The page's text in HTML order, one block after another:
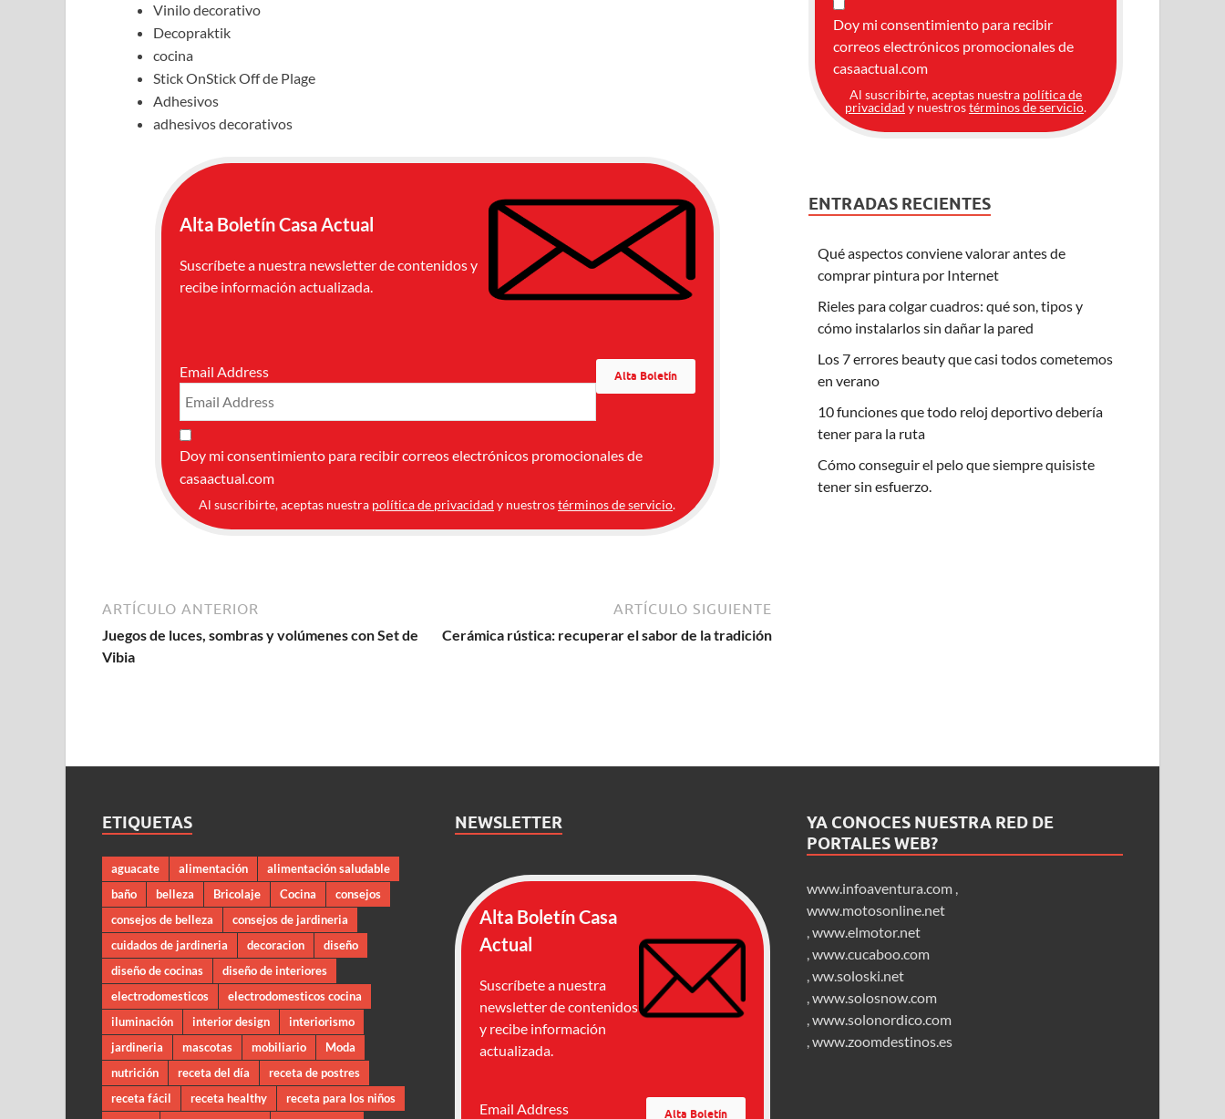
Vinilo decorativo
Decopraktik
cocina
Stick OnStick Off de Plage
Adhesivos
adhesivos decorativos
Alta Boletín Casa Actual
Suscríbete a nuestra newsletter de contenidos y
recibe información actualizada.
Email Address
Doy mi consentimiento para recibir correos electrónicos promocionales de
casaactual.com
Al suscribirte, aceptas nuestra política de privacidad y nuestrostérminos de servicio.
ARTÍCULO ANTERIOR
Juegos de luces, sombras y volúmenes con Set de
Vibia
ARTÍCULO SIGUIENTE
Cerámica rústica: recuperar el sabor de la tradición
Doy mi consentimiento para recibir
correos electrónicos promocionales de
casaactual.com
Al suscribirte, aceptas nuestra política de
privacidad y nuestrostérminos de servicio.
ENTRADAS RECIENTES
Qué aspectos conviene valorar antes de
comprar pintura por Internet
Rieles para colgar cuadros: qué son, tipos y
cómo instalarlos sin dañar la pared
Los 7 errores beauty que casi todos cometemos
en verano
10 funciones que todo reloj deportivo debería
tener para la ruta
Cómo conseguir el pelo que siempre quisiste
tener sin esfuerzo.
ETIQUETAS
aguacate alimentación
alimentación saludable
baño
belleza Bricolaje Cocina
consejos
consejos de belleza
consejos de jardineria
cuidados de jardineria
decoracion
diseño
diseño de cocinas
diseño de interiores
electrodomesticos
electrodomesticos cocina
iluminación
interior design
interiorismo
jardineria
mascotas mobiliario
Moda
nutrición
receta del día
receta de postres
receta fácil
receta healthy
receta para los niños
NEWSLETTER
Alta Boletín Casa
Actual
Suscríbete a nuestra
newsletter de contenidos
y recibe información
actualizada.
Email Address
YA CONOCES NUESTRA RED DE
PORTALES WEB?
www.infoaventura.com ,
www.motosonline.net
,www.elmotor.net
,www.cucaboo.com
,ww.soloski.net
,www.solosnow.com
,www.solonordico.com
,www.zoomdestinos.es